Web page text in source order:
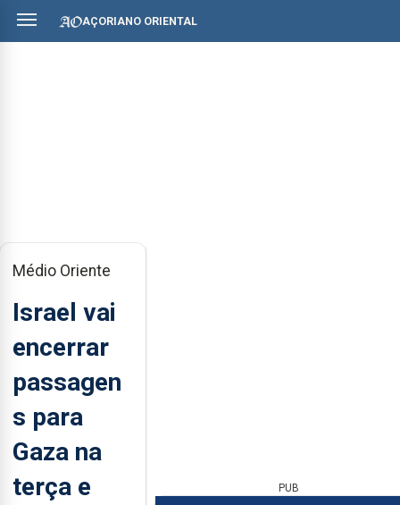
AÇORIANO ORIENTAL
Médio Oriente
Israel vai
encerrar
passagen
s para
Gaza na
terça e
PUB